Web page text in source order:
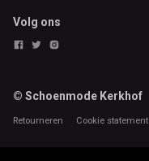
Volg ons
© Schoenmode Kerkhof
Retourneren Cookie statement